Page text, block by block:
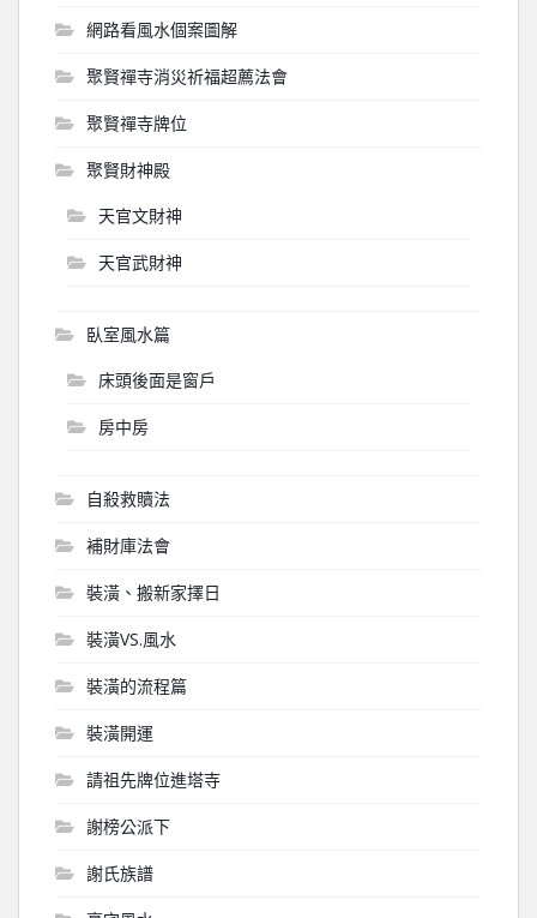
網路看風水個案圖解
聚賢禪寺消災祈福超薦法會
聚賢禪寺牌位
聚賢財神殿
天官文財神
天官武財神
臥室風水篇
床頭後面是窗戶
房中房
自殺救贖法
補財庫法會
裝潢、搬新家擇日
裝潢VS.風水
裝潢的流程篇
裝潢開運
請祖先牌位進塔寺
謝榜公派下
謝氏族譜